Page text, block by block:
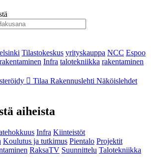
Tilastokeskus yrityskauppa NCC Espoo
Infra talotekniikka rakentaminen
Tilaa Rakennuslehti Näköislehdet
aiheista
Infra Kiinteistöt
Koulutus ja tutkimus Pientalo Projektit
RaksaTV Suunnittelu Talotekniikka